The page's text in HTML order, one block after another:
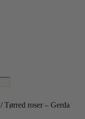
/ Tørred roser – Gerda